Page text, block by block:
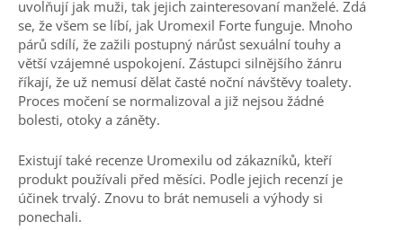
uvolňují jak muži, tak jejich zainteresovaní manželé. Zdá
se, že všem se líbí, jak Uromexil Forte funguje. Mnoho
párů sdílí, že zažili postupný nárůst sexuální touhy a
větší vzájemné uspokojení. Zástupci silnějšího žánru
říkají, že už nemusí dělat časté noční návštěvy toalety.
Proces močení se normalizoval a již nejsou žádné
bolesti, otoky a záněty.
Existují také recenze Uromexilu od zákazníků, kteří
produkt používali před měsíci. Podle jejich recenzí je
účinek trvalý. Znovu to brát nemuseli a výhody si
ponechali.